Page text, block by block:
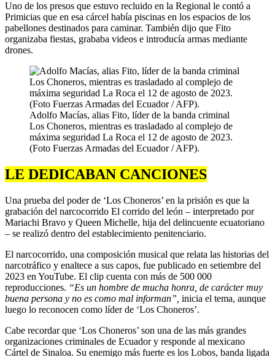
Uno de los presos que estuvo recluido en la Regional le contó a
Primicias que en esa cárcel había piscinas en los espacios de los
pabellones destinados para caminar. También dijo que Fito
organizaba fiestas, grababa videos e introducía armas mediante
drones.
Adolfo Macías, alias Fito, líder de la banda criminal
Los Choneros, mientras es trasladado al complejo de
máxima seguridad La Roca el 12 de agosto de 2023.
(Foto Fuerzas Armadas del Ecuador / AFP).
LE DEDICABAN CANCIONES
Una prueba del poder de ‘Los Choneros’ en la prisión es que la
grabación del narcocorrido El corrido del león – interpretado por
Mariachi Bravo y Queen Michelle, hija del delincuente ecuatoriano
– se realizó dentro del establecimiento penitenciario.
El narcocorrido, una composición musical que relata las historias del
narcotráfico y enaltece a sus capos, fue publicado en setiembre del
2023 en YouTube. El clip cuenta con más de 500 000
reproducciones. “Es un hombre de mucha honra, de carácter muy
buena persona y no es como mal informan”, inicia el tema, aunque
luego lo reconocen como líder de ‘Los Choneros’.
Cabe recordar que ‘Los Choneros’ son una de las más grandes
organizaciones criminales de Ecuador y responde al mexicano
Cártel de Sinaloa. Su enemigo más fuerte es los Lobos, banda ligada